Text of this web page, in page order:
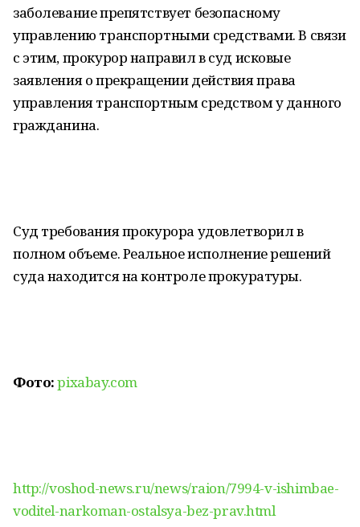
заболевание препятствует безопасному
управлению транспортными средствами. В связи
с этим, прокурор направил в суд исковые
заявления о прекращении действия права
управления транспортным средством у данного
гражданина.
Суд требования прокурора удовлетворил в
полном объеме. Реальное исполнение решений
суда находится на контроле прокуратуры.
Фото:pixabay.com
http://voshod-news.ru/news/raion/7994-v-ishimbae-
voditel-narkoman-ostalsya-bez-prav.html